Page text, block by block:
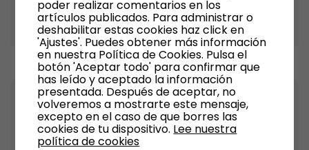
Archives
poder realizar comentarios en los
artículos publicados. Para administrar o
deshabilitar estas cookies haz click en
'Ajustes'. Puedes obtener más información
en nuestra Política de Cookies. Pulsa el
botón 'Aceptar todo' para confirmar que
has leído y aceptado la información
presentada. Después de aceptar, no
volveremos a mostrarte este mensaje,
excepto en el caso de que borres las
cookies de tu dispositivo. Lee nuestra
política de cookies